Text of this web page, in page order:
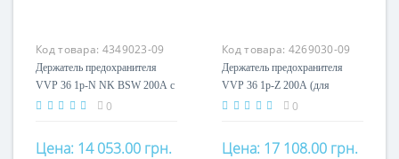
Код товара: 4349023-09
Держатель предохранителя
VVP 36 1p-N NK BSW 200А с
Б.К. (внутр.монтаж, e=537мм)
0
Цена: 14 053.00 грн.
Код товара: 4269030-09
Держатель предохранителя
VVP 36 1p-Z 200А (для
внешн.монтажа, e=537мм)
0
Цена: 17 108.00 грн.